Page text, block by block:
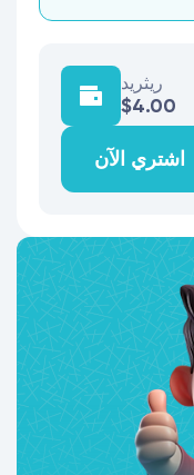
ريثريد
$4.00
اشتري الآن